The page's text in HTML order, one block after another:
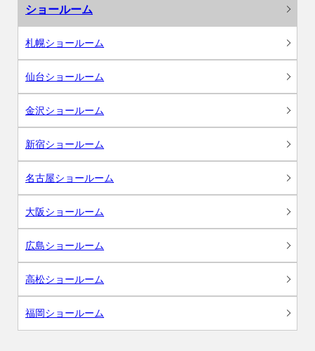
ショールーム
札幌ショールーム
仙台ショールーム
金沢ショールーム
新宿ショールーム
名古屋ショールーム
大阪ショールーム
広島ショールーム
高松ショールーム
福岡ショールーム